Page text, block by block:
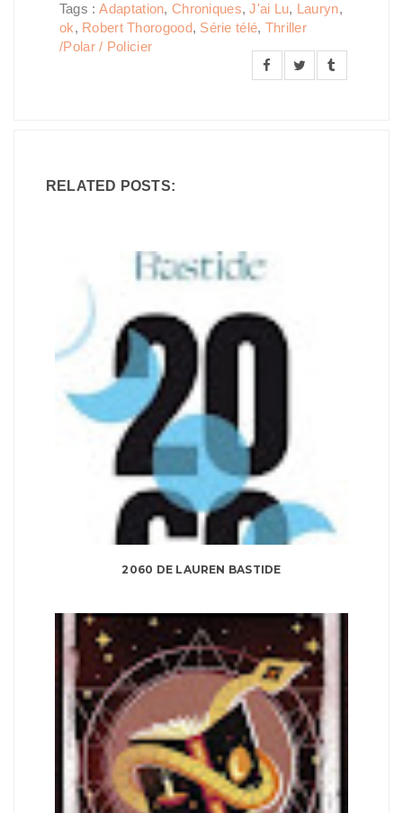
Tags :Adaptation, Chroniques,J'ai Lu, Lauryn,
ok, Robert Thorogood, Série télé, Thriller
/Polar / Policier
RELATED POSTS:
2060 DE LAUREN BASTIDE